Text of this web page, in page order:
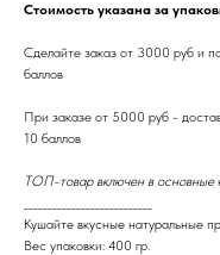
Стоимость указана за
Сделайте заказ от 3000 руб и
баллов
При заказе от 5000 руб -
10 баллов
ТОП-товар включен в основные
Кушайте вкусные натуральные
Вес упаковки: 400 гр.